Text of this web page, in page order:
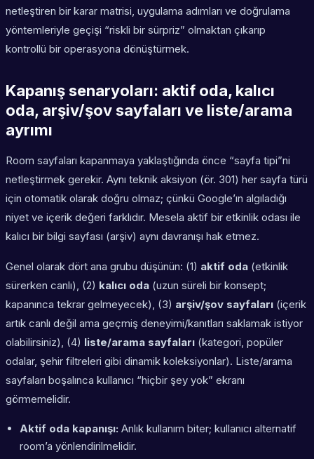
netleştiren bir karar matrisi, uygulama adımları ve doğrulama
yöntemleriyle geçişi “riskli bir sürpriz” olmaktan çıkarıp
kontrollü bir operasyona dönüştürmek.
Kapanış senaryoları: aktif oda, kalıcı
oda, arşiv/şov sayfaları ve liste/arama
ayrımı
Room sayfaları kapanmaya yaklaştığında önce “sayfa tipi”ni
netleştirmek gerekir. Aynı teknik aksiyon (ör. 301) her sayfa türü
için otomatik olarak doğru olmaz; çünkü Google’ın algıladığı
niyet ve içerik değeri farklıdır. Mesela aktif bir etkinlik odası ile
kalıcı bir bilgi sayfası (arşiv) aynı davranışı hak etmez.
Genel olarak dört ana grubu düşünün: (1) aktif oda (etkinlik
sürerken canlı), (2) kalıcı oda (uzun süreli bir konsept;
kapanınca tekrar gelmeyecek), (3) arşiv/şov sayfaları (içerik
artık canlı değil ama geçmiş deneyimi/kanıtları saklamak istiyor
olabilirsiniz), (4) liste/arama sayfaları (kategori, popüler
odalar, şehir filtreleri gibi dinamik koleksiyonlar). Liste/arama
sayfaları boşalınca kullanıcı “hiçbir şey yok” ekranı
görmemelidir.
Aktif oda kapanışı: Anlık kullanım biter; kullanıcı alternatif
room’a yönlendirilmelidir.